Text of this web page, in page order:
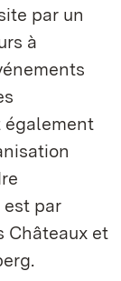
par un
à
également
est par
Châteaux et